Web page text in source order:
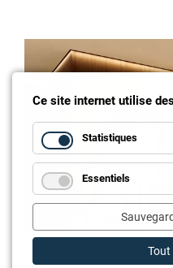
Ce site internet utilise
Statistiques
Essentiels
Tout